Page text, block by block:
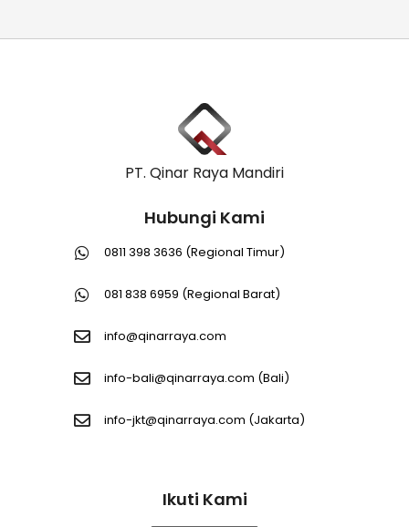
PT. Qinar Raya Mandiri
Hubungi Kami
0811 398 3636 (Regional Timur)
081 838 6959 (Regional Barat)
info@qinarraya.com
info-bali@qinarraya.com (Bali)
info-jkt@qinarraya.com (Jakarta)
Ikuti Kami